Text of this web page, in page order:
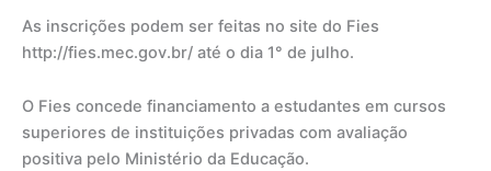
As inscrições podem ser feitas no site do Fies
http://fies.mec.gov.br/ até o dia 1° de julho.
O Fies concede financiamento a estudantes em cursos
superiores de instituições privadas com avaliação
positiva pelo Ministério da Educação.